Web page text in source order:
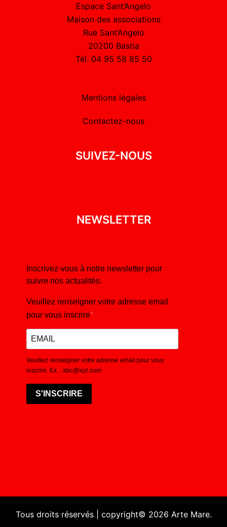
Espace Sant’Angelo
Maison des associations
Rue Sant’Angelo
20200 Bastia
Tél. 04 95 58 85 50
Mentions légales
Contactez-nous
SUIVEZ-NOUS
NEWSLETTER
Inscrivez-vous à notre newsletter pour
suivre nos actualités.
Veuillez renseigner votre adresse email
pour vous inscrire
Veuillez renseigner votre adresse email pour vous
inscrire. Ex. : abc@xyz.com
S'INSCRIRE
Tous droits réservés | copyright© 2026 Arte Mare.